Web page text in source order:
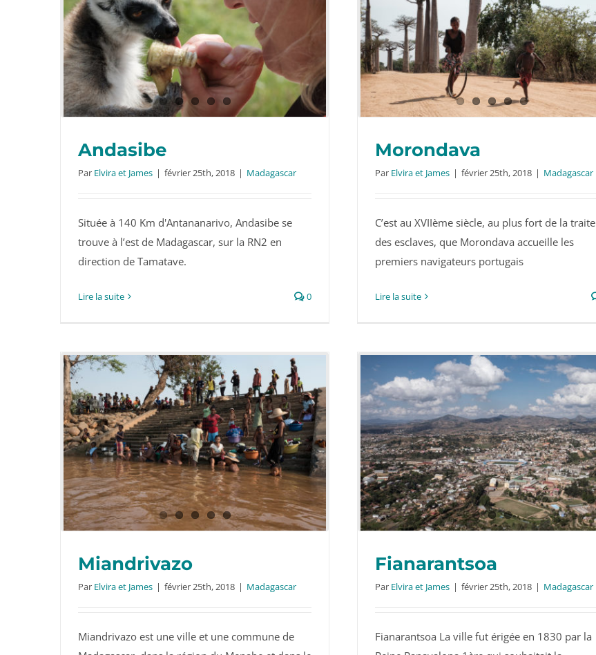
Andasibe
Andasibe
Par Elvira et James | février 25th, 2018 | Madagascar
Située à 140 Km d'Antananarivo, Andasibe se
trouve à l’est de Madagascar, sur la RN2 en
direction de Tamatave.
Lire la suite 0
Morondava
Morondava
Par Elvira et James | février 25th, 2018 | Madagascar
C’est au XVIIème siècle, au plus fort de la traite
des esclaves, que Morondava accueille les
premiers navigateurs portugais
Lire la suite
Miandrivazo
Miandrivazo
Par Elvira et James | février 25th, 2018 | Madagascar
Miandrivazo est une ville et une commune de
Fianarantsoa
Fianarantsoa
Par Elvira et James | février 25th, 2018 | Madagascar
Fianarantsoa La ville fut érigée en 1830 par la